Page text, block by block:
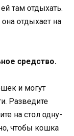
там отдыхать.
отдыхает на
средство.
и могут
Разведите
на стол одну-
чтобы кошка